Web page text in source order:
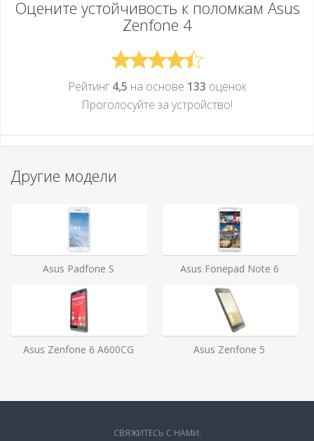
Оцените устойчивость к поломкам Asus
Zenfone 4
Рейтинг 4,5 на основе 133 оценок
Проголосуйте за устройcтво!
Другие модели
Asus Padfone S Asus Fonepad Note 6
Asus Zenfone 6 A600CG Asus Zenfone 5
СВЯЖИТЕСЬ С НАМИ: